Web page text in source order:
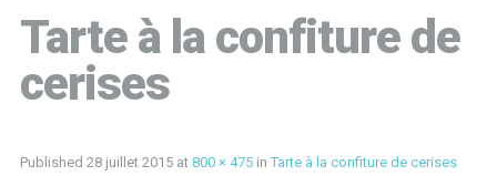
Tarte à la confiture de
cerises
Published 28 juillet 2015at 800 × 475in Tarte à la confiture de cerises